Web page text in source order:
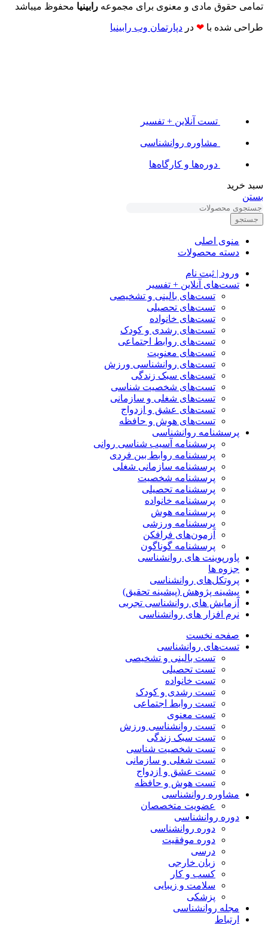
تمامی حقوق مادی و معنوی برای مجموعه رابینیا محفوظ میباشد
طراحی شده با ❤ در دپارتمان وب رابینیا​​
تست آنلاین + تفسیر
مشاوره روانشناسی
دوره‌ها و کارگاه‌ها
سبد خرید
بستن
جستجو
منوی اصلی
دسته محصولات
ورود | ثبت نام
تست‌های آنلاین + تفسیر
تست‌های بالینی و تشخیصی
تست‌های تحصیلی
تست‌های خانواده
تست‌های رشدی و کودک
تست‌های روابط اجتماعی
تست‌های معنویت
تست‌های روانشناسی ورزش
تست‌های سبک زندگی
تست‌های شخصیت شناسی
تست‌های شغلی و سازمانی
تست‌های عشق و ازدواج
تست‌های هوش و حافظه
پرسشنامه روانشناسی
پرسشنامه آسیب شناسی روانی
پرسشنامه روابط بین فردی
پرسشنامه سازمانی شغلی
پرسشنامه شخصیت
پرسشنامه تحصیلی
پرسشنامه خانواده
پرسشنامه هوش
پرسشنامه ورزشی
آزمون‌های فرافکن
پرسشنامه گوناگون
پاورپوینت های روانشناسی
جزوه ها
پروتکل‌های روانشناسی
پیشینه پژوهش (پیشینه تحقیق)
آزمایش های روانشناسی تجربی
نرم افزار های روانشناسی
صفحه نخست
تست‌های روانشناسی
تست بالینی و تشخیصی
تست تحصیلی
تست خانواده
تست رشدی و کودک
تست روابط اجتماعی
تست معنوی
تست روانشناسی ورزش
تست سبک زندگی
تست شخصیت شناسی
تست شغلی و سازمانی
تست عشق و ازدواج
تست هوش و حافظه
مشاوره روانشناسی
عضویت متخصصان
دوره روانشناسی
دوره روانشناسی
دوره موفقیت
درسی
زبان خارجی
کسب و کار
سلامت و زیبایی
پزشکی
مجله روانشناسی
ارتباط